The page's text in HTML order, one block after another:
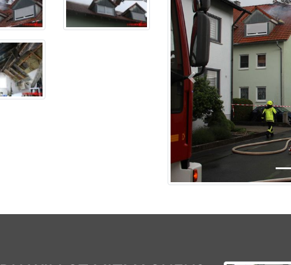
Previous